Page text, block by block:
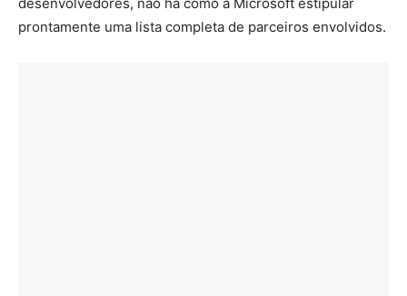
prontamente uma lista completa de parceiros envolvidos.